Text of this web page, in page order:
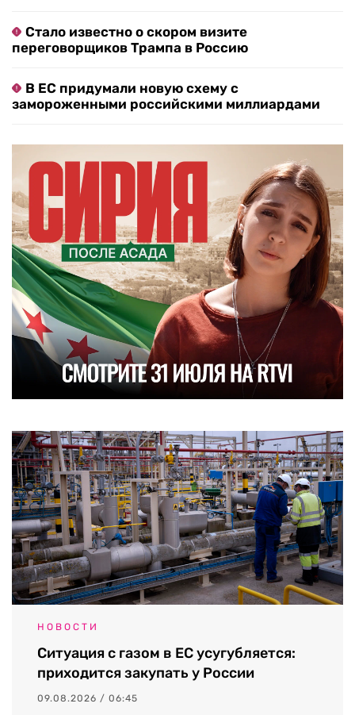
Стало известно о скором визите
переговорщиков Трампа в Россию
В ЕС придумали новую схему с
замороженными российскими миллиардами
НОВОСТИ
Ситуация с газом в ЕС усугубляется:
приходится закупать у России
09.08.2026 / 06:45